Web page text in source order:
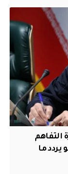
التفاهم
يردد ما